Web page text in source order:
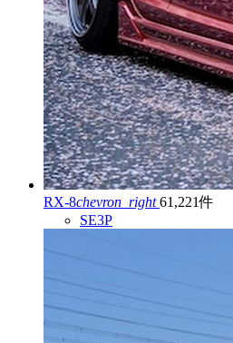
RX-8chevron_right 61,221件
SE3P